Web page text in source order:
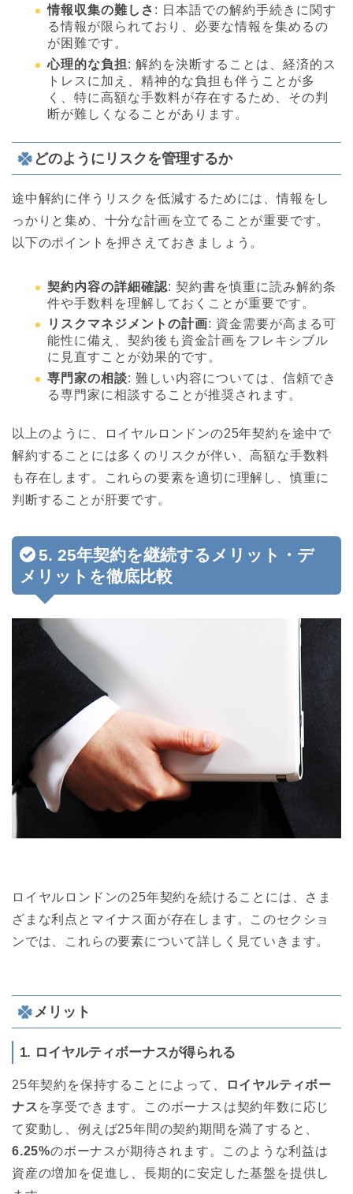
情報収集の難しさ : 日本語での解約手続きに関す
る情報が限られており、必要な情報を集めるの
が困難です。
心理的な負担: 解約を決断することは、経済的ス
トレスに加え、精神的な負担も伴うことが多
く、特に高額な手数料が存在するため、その判
断が難しくなることがあります。
どのようにリスクを管理するか
途中解約に伴うリスクを低減するためには、情報をし
っかりと集め、十分な計画を立てることが重要です。
以下のポイントを押さえておきましょう。
契約内容の詳細確認: 契約書を慎重に読み解約条
件や手数料を理解しておくことが重要です。
リスクマネジメントの計画: 資金需要が高まる可
能性に備え、契約後も資金計画をフレキシブル
に見直すことが効果的です。
専門家の相談: 難しい内容については、信頼でき
る専門家に相談することが推奨されます。
以上のように、ロイヤルロンドンの25年契約を途中で
解約することには多くのリスクが伴い、高額な手数料
も存在します。これらの要素を適切に理解し、慎重に
判断することが肝要です。
5. 25年契約を継続するメリット・デ
メリットを徹底比較
ロイヤルロンドンの25年契約を続けることには、さま
ざまな利点とマイナス面が存在します。このセクショ
ンでは、これらの要素について詳しく見ていきます。
メリット
1. ロイヤルティボーナスが得られる
25年契約を保持することによって、
ロイヤルティボー
ナス を享受できます。このボーナスは契約年数に応じ
て変動し、例えば25年間の契約期間を満了すると、
6.25%のボーナスが期待されます。このような利益は
資産の増加を促進し、長期的に安定した基盤を提供し